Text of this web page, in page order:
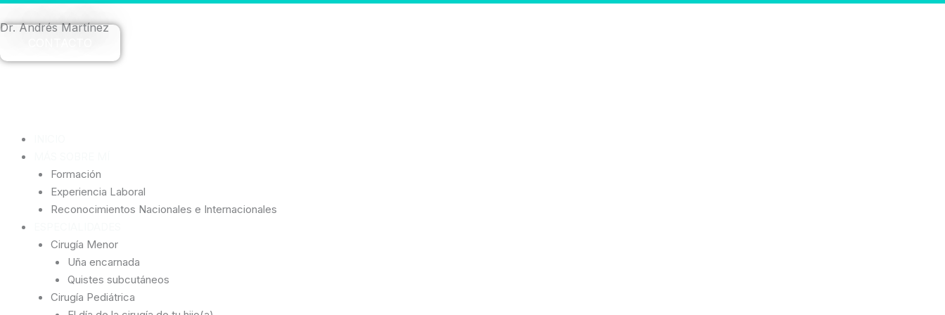
Ir
al
Dr. Andrés Martínez
Formación
Experiencia Laboral
Reconocimientos Nacionales e Internacionales
Cirugía Menor
Uña encarnada
Quistes subcutáneos
Cirugía Pediátrica